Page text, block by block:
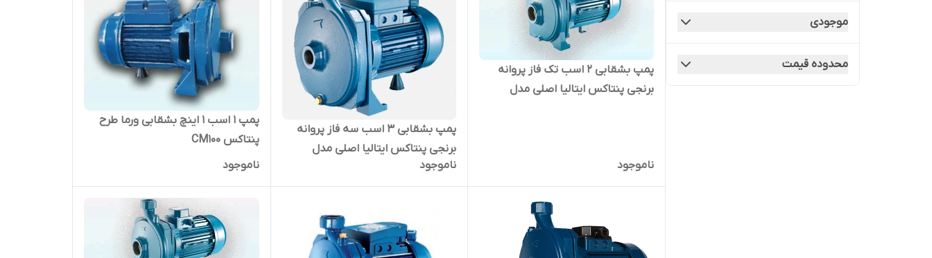
موجودی
محدوده قیمت
پمپ بشقابی ۲ اسب تک فاز پروانه
برنجی پنتاکس ایتالیا اصلی مدل
ناموجود
پمپ بشقابی ۳ اسب سه فاز پروانه
برنجی پنتاکس ایتالیا اصلی مدل
پروانه ۳ فاز
ناموجود
پمپ 1 اسب ۱ اینچ بشقابی ورما طرح
پنتاکس CM100
ناموجود